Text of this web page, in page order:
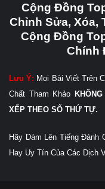
Cộng Đồng
Chỉnh Sửa, Xóa,
Cộng Đồng
Chính
Lưu Ý: Mọi Bài Viết Trên
Chất Tham Khảo
XẾP THEO SỐ THỨ TỰ.
Hãy Dám Lên Tiếng Đánh
Hay Uy Tín Của Các Dịch